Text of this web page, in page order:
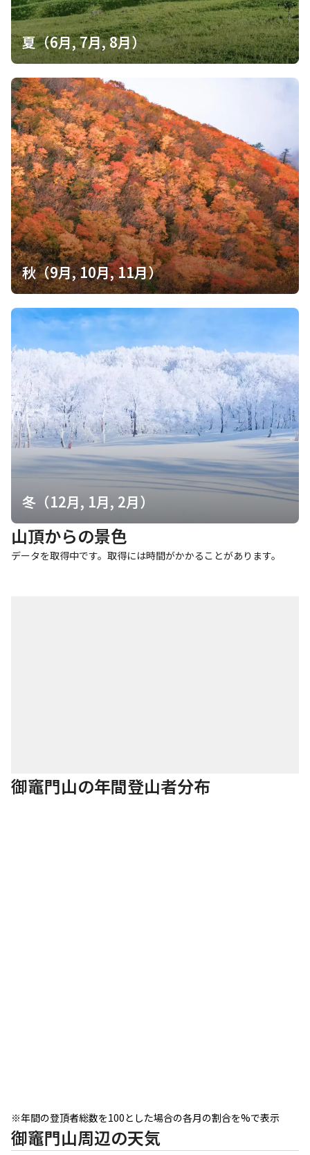
夏（6月, 7月, 8月）
秋（9月, 10月, 11月）
冬（12月, 1月, 2月）
山頂からの景色
データを取得中です。取得には時間がかかることがあります。
御竈門山の年間登山者分布
※年間の登頂者総数を100とした場合の各月の割合を%で表示
御竈門山周辺の天気